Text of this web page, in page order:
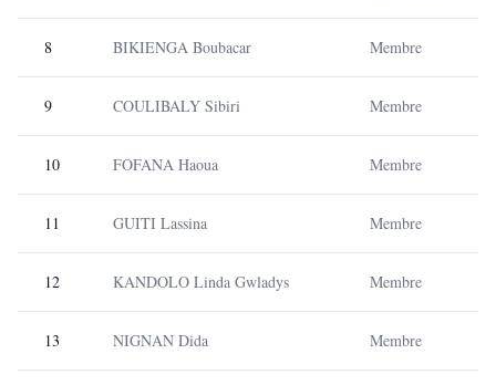
8 BIKIENGA Boubacar Membre
9 COULIBALY Sibiri Membre
10 FOFANA Haoua Membre
11 GUITI Lassina Membre
12 KANDOLO Linda Gwladys Membre
13 NIGNAN Dida Membre